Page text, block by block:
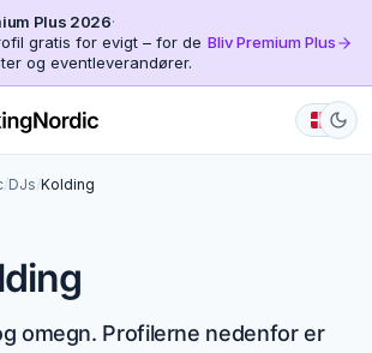
Plus 2026·
gratis for evigt – for de
og eventleverandører.
Bliv Premium Plus
/DJs/Kolding
omegn. Profilerne nedenfor er